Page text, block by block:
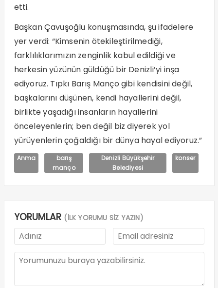
etti.
Başkan Çavuşoğlu konuşmasında, şu ifadelere
yer verdi: “Kimsenin ötekileştirilmediği,
farklılıklarımızın zenginlik kabul edildiği ve
herkesin yüzünün güldüğü bir Denizli’yi inşa
ediyoruz. Tıpkı Barış Manço gibi kendisini değil,
başkalarını düşünen, kendi hayallerini değil,
birlikte yaşadığı insanların hayallerini
önceleyenlerin; ben değil biz diyerek yol
yürüyenlerin çoğaldığı bir dünya hayal ediyoruz.”
Anma
barış
manço
Denizli Büyükşehir
Belediyesi
konser
YORUMLAR (İLK YORUMU SİZ YAZIN)